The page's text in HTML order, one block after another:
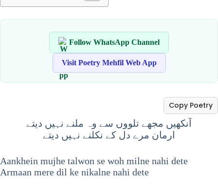
Follow WhatsApp Channel
Visit Poetry Mehfil Web App
آنکھیں مجھے تلووں سے وہ ملنے نہیں دیتے
ارمان مرے دل کے نکلنے نہیں دیتے
Copy Poetry
Aankhein mujhe talwon se woh milne nahi dete
Armaan mere dil ke nikalne nahi dete